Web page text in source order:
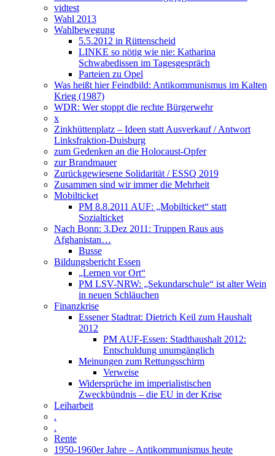
vidtest
Wahl 2013
Wahlbewegung
5.5.2012 in Rüttenscheid
LINKE so nötig wie nie: Katharina
Schwabedissen im Tagesgespräch
Parteien zu Opel
Was heißt hier Feindbild: Antikommunismus im Kalten
Krieg (1987)
WDR: Wer stoppt die rechte Bürgerwehr
x
Zinkhüttenplatz – Ideen statt Ausverkauf / Antwort
Linksfraktion-Duisburg
zum Gedenken an die Holocaust-Opfer
zur Brandmauer
Zurückgewiesene Solidarität / ESSQ 2019
Zusammen sind wir immer die Mehrheit
Mobilticket
PM 8.8.2011 AUF: „Mobilticket“ statt
Sozialticket
Nach Bonn: 3.Dez 2011: Truppen Raus aus
Afghanistan…
Busse
Bildungsbericht Essen
„Lernen vor Ort“
PM LSV-NRW: „Sekundarschule“ ist alter Wein
in neuen Schläuchen
Finanzkrise
Essener Stadtrat: Dietrich Keil zum Haushalt
2012
PM AUF-Essen: Stadthaushalt 2012:
Entschuldung unumgänglich
Meinungen zum Rettungsschirm
Verweise
Widersprüche im imperialistischen
Zweckbündnis – die EU in der Krise
Leiharbeit
.
.
Rente
1950-1960er Jahre – Antikommunismus heute